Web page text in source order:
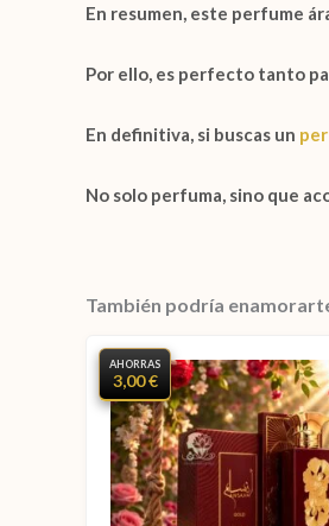
En resumen, este perfume
Por ello, es perfecto tanto
En definitiva, si buscas un
No solo perfuma, sino que
También podría
AHORRAS
3,00 €